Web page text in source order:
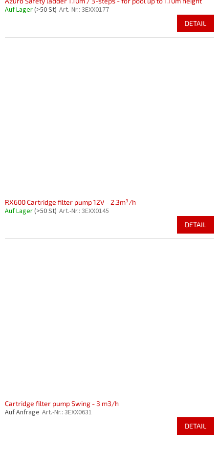
Auf Lager(>50 St) Art.-Nr.: 3EXX0177
DETAIL
RX600 Cartridge filter pump 12V - 2.3m³/h
Auf Lager(>50 St) Art.-Nr.: 3EXX0145
DETAIL
Cartridge filter pump Swing - 3 m3/h
Auf Anfrage Art.-Nr.: 3EXX0631
DETAIL